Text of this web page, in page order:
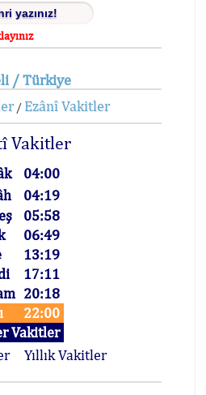
/ Türkiye
/ Ezânî Vakitler
Vakitler
04:00
04:19
05:58
06:49
13:19
17:11
20:18
22:00
Vakitler
Yıllık Vakitler